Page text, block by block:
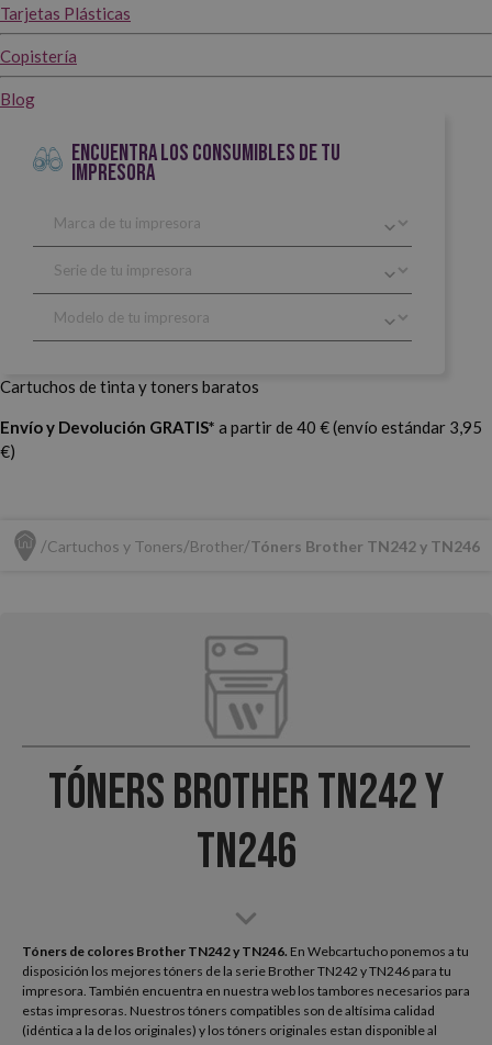
Tarjetas Plásticas
Copistería
Blog
ENCUENTRA LOS CONSUMIBLES DE TU
IMPRESORA
Cartuchos de tinta y toners baratos
Envío y Devolución GRATIS* a partir de 40 € (envío estándar 3,95
€)
Cartuchos y Toners Brother Tóners Brother TN242 y TN246
Tóners Brother TN242 y
TN246
Tóners de colores Brother TN242 y TN246. En Webcartucho ponemos a tu
disposición los mejores tóners de la serie Brother TN242 y TN246 para tu
impresora. También encuentra en nuestra web los tambores necesarios para
estas impresoras. Nuestros tóners compatibles son de altísima calidad
(idéntica a la de los originales) y los tóners originales estan disponible al